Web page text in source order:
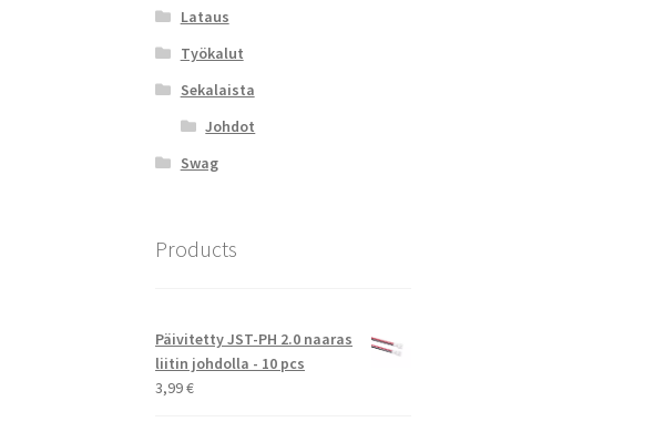
Lataus
Työkalut
Sekalaista
Johdot
Swag
Products
Päivitetty JST-PH 2.0 naaras
liitin johdolla - 10 pcs
3,99€